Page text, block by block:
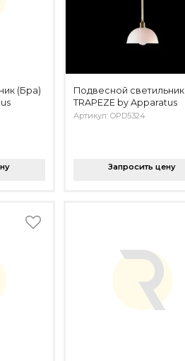
(Бра)
Подвесной светильник
TRAPEZE by Apparatus
Артикул: OPD5324
Запросить цену